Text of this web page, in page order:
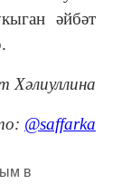
әйбәт
@saffarka
в